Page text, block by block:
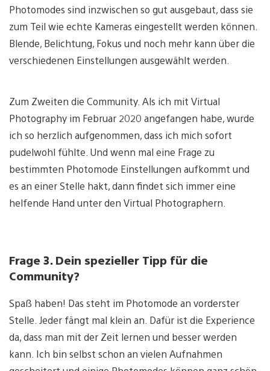
Photomodes sind inzwischen so gut ausgebaut, dass sie
zum Teil wie echte Kameras eingestellt werden können.
Blende, Belichtung, Fokus und noch mehr kann über die
verschiedenen Einstellungen ausgewählt werden.
Zum Zweiten die Community. Als ich mit Virtual
Photography im Februar 2020 angefangen habe, wurde
ich so herzlich aufgenommen, dass ich mich sofort
pudelwohl fühlte. Und wenn mal eine Frage zu
bestimmten Photomode Einstellungen aufkommt und
es an einer Stelle hakt, dann findet sich immer eine
helfende Hand unter den Virtual Photographern.
Frage 3. Dein spezieller Tipp für die
Community?
Spaß haben! Das steht im Photomode an vorderster
Stelle. Jeder fängt mal klein an. Dafür ist die Experience
da, dass man mit der Zeit lernen und besser werden
kann. Ich bin selbst schon an vielen Aufnahmen